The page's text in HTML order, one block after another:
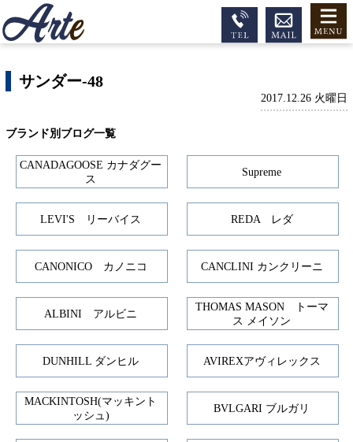
サンダー-48
2017.12.26 火曜日
ブランド別ブログ一覧
CANADAGOOSE カナダグー
ス
Supreme
LEVI'S リーバイス REDA レダ
CANONICO カノニコ CANCLINI カンクリーニ
ALBINI アルビニ
THOMAS MASON トーマ
ス メイソン
DUNHILL ダンヒル AVIREXアヴィレックス
MACKINTOSH(マッキント
ッシュ)
BVLGARI ブルガリ